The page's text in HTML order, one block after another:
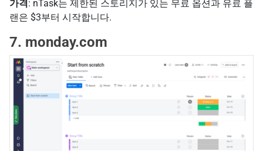
가격: nTask는 제한된 스토리지가 있는 무료 옵션과 유료 플
랜은 $3부터 시작합니다.
7. monday.com